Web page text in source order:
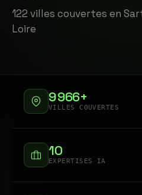
122 villes couvertes en
Loire
9 966+
VILLES COUVERTES
10
EXPERTISES IA